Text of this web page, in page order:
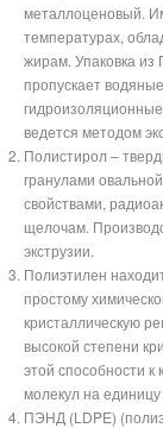
металлоценовый.
температурах,
жирам. Упаковка
пропускает
ведется методом
Полистирол –
гранулами
свойствами,
щелочам.
экструзии.
Полиэтилен
простому
кристаллическую
высокой степени
этой способности
молекул на
ПЭНД (LDPE)